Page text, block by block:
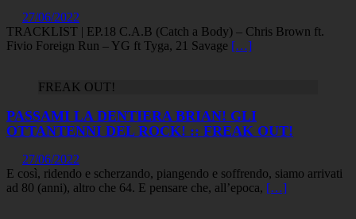
27/06/2022
TRACKLIST | EP.18 C.A.B (Catch a Body) – Chris Brown ft.
Fivio Foreign Run – YG ft Tyga, 21 Savage […]
FREAK OUT!
PASSAMI LA DENTIERA BRIAN! GLI
OTTANTENNI DEL ROCK! :: FREAK OUT!
27/06/2022
E così, ridendo e scherzando, piangendo e soffrendo, siamo arrivati
ad 80 (anni), altro che 64. E pensare che, all’epoca, […]